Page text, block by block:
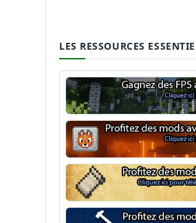
LES RESSOURCES
Optifine
NeoForge
Minecraft Fabric